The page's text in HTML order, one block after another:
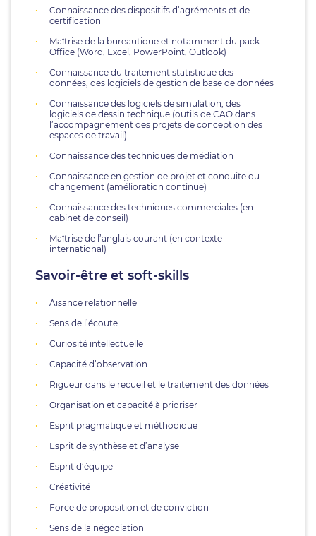
Connaissance des dispositifs d’agréments et de
certification
Maîtrise de la bureautique et notamment du pack
Office (Word, Excel, PowerPoint, Outlook)
Connaissance du traitement statistique des
données, des logiciels de gestion de base de données
Connaissance des logiciels de simulation, des
logiciels de dessin technique (outils de CAO dans
l’accompagnement des projets de conception des
espaces de travail).
Connaissance des techniques de médiation
Connaissance en gestion de projet et conduite du
changement (amélioration continue)
Connaissance des techniques commerciales (en
cabinet de conseil)
Maîtrise de l’anglais courant (en contexte
international)
Savoir-être et soft-skills
Aisance relationnelle
Sens de l’écoute
Curiosité intellectuelle
Capacité d’observation
Rigueur dans le recueil et le traitement des données
Organisation et capacité à prioriser
Esprit pragmatique et méthodique
Esprit de synthèse et d’analyse
Esprit d’équipe
Créativité
Force de proposition et de conviction
Sens de la négociation